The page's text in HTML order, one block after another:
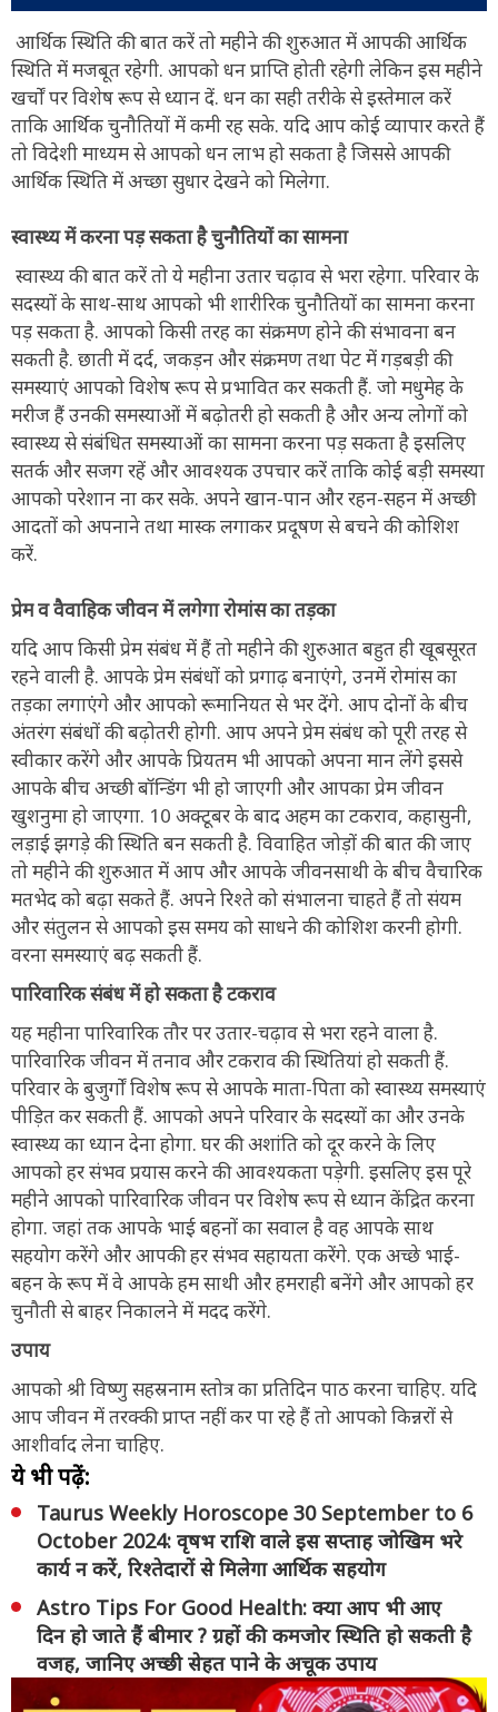
आर्थिक स्थिति की बात करें तो महीने की शुरुआत में आपकी आर्थिक
स्थिति में मजबूत रहेगी. आपको धन प्राप्ति होती रहेगी लेकिन इस महीने
खर्चों पर विशेष रूप से ध्यान दें. धन का सही तरीके से इस्तेमाल करें
ताकि आर्थिक चुनौतियों में कमी रह सके. यदि आप कोई व्यापार करते हैं
तो विदेशी माध्यम से आपको धन लाभ हो सकता है जिससे आपकी
आर्थिक स्थिति में अच्छा सुधार देखने को मिलेगा.
स्वास्थ्य में करना पड़ सकता है चुनौतियों का सामना
स्वास्थ्य की बात करें तो ये महीना उतार चढ़ाव से भरा रहेगा. परिवार के
सदस्यों के साथ-साथ आपको भी शारीरिक चुनौतियों का सामना करना
पड़ सकता है. आपको किसी तरह का संक्रमण होने की संभावना बन
सकती है. छाती में दर्द, जकड़न और संक्रमण तथा पेट में गड़बड़ी की
समस्याएं आपको विशेष रूप से प्रभावित कर सकती हैं. जो मधुमेह के
मरीज हैं उनकी समस्याओं में बढ़ोतरी हो सकती है और अन्य लोगों को
स्वास्थ्य से संबंधित समस्याओं का सामना करना पड़ सकता है इसलिए
सतर्क और सजग रहें और आवश्यक उपचार करें ताकि कोई बड़ी समस्या
आपको परेशान ना कर सके. अपने खान-पान और रहन-सहन में अच्छी
आदतों को अपनाने तथा मास्क लगाकर प्रदूषण से बचने की कोशिश
करें.
प्रेम व वैवाहिक जीवन में लगेगा रोमांस का तड़का
यदि आप किसी प्रेम संबंध में हैं तो महीने की शुरुआत बहुत ही खूबसूरत
रहने वाली है. आपके प्रेम संबंधों को प्रगाढ़ बनाएंगे, उनमें रोमांस का
तड़का लगाएंगे और आपको रूमानियत से भर देंगे. आप दोनों के बीच
अंतरंग संबंधों की बढ़ोतरी होगी. आप अपने प्रेम संबंध को पूरी तरह से
स्वीकार करेंगे और आपके प्रियतम भी आपको अपना मान लेंगे इससे
आपके बीच अच्छी बॉन्डिंग भी हो जाएगी और आपका प्रेम जीवन
खुशनुमा हो जाएगा. 10 अक्टूबर के बाद अहम का टकराव, कहासुनी,
लड़ाई झगड़े की स्थिति बन सकती है. विवाहित जोड़ों की बात की जाए
तो महीने की शुरुआत में आप और आपके जीवनसाथी के बीच वैचारिक
मतभेद को बढ़ा सकते हैं. अपने रिश्ते को संभालना चाहते हैं तो संयम
और संतुलन से आपको इस समय को साधने की कोशिश करनी होगी.
वरना समस्याएं बढ़ सकती हैं.
पारिवारिक संबंध में हो सकता है टकराव
यह महीना पारिवारिक तौर पर उतार-चढ़ाव से भरा रहने वाला है.
पारिवारिक जीवन में तनाव और टकराव की स्थितियां हो सकती हैं.
परिवार के बुजुर्गों विशेष रूप से आपके माता-पिता को स्वास्थ्य समस्याएं
पीड़ित कर सकती हैं. आपको अपने परिवार के सदस्यों का और उनके
स्वास्थ्य का ध्यान देना होगा. घर की अशांति को दूर करने के लिए
आपको हर संभव प्रयास करने की आवश्यकता पड़ेगी. इसलिए इस पूरे
महीने आपको पारिवारिक जीवन पर विशेष रूप से ध्यान केंद्रित करना
होगा. जहां तक आपके भाई बहनों का सवाल है वह आपके साथ
सहयोग करेंगे और आपकी हर संभव सहायता करेंगे. एक अच्छे भाई-
बहन के रूप में वे आपके हम साथी और हमराही बनेंगे और आपको हर
चुनौती से बाहर निकालने में मदद करेंगे.
उपाय
आपको श्री विष्णु सहस्रनाम स्तोत्र का प्रतिदिन पाठ करना चाहिए. यदि
आप जीवन में तरक्की प्राप्त नहीं कर पा रहे हैं तो आपको किन्नरों से
आशीर्वाद लेना चाहिए.
ये भी पढ़ें:
Taurus Weekly Horoscope 30 September to 6
October 2024: वृषभ राशि वाले इस सप्ताह जोखिम भरे
कार्य न करें, रिश्तेदारों से मिलेगा आर्थिक सहयोग
Astro Tips For Good Health: क्या आप भी आए
दिन हो जाते हैं बीमार ? ग्रहों की कमजोर स्थिति हो सकती है
वजह, जानिए अच्छी सेहत पाने के अचूक उपाय